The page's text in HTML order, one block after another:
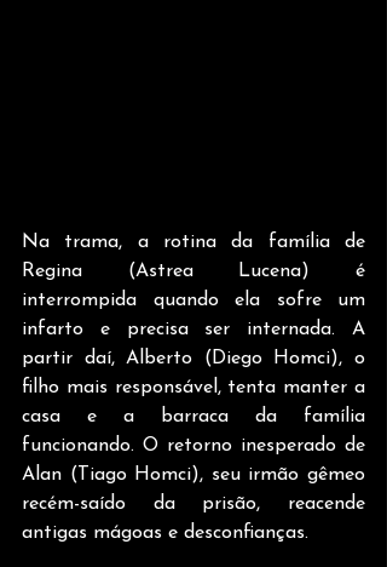
Na trama, a rotina da família de
Regina (Astrea Lucena) é
interrompida quando ela sofre um
infarto e precisa ser internada. A
partir daí, Alberto (Diego Homci), o
filho mais responsável, tenta manter a
casa e a barraca da família
funcionando. O retorno inesperado de
Alan (Tiago Homci), seu irmão gêmeo
recém-saído da prisão, reacende
antigas mágoas e desconfianças.